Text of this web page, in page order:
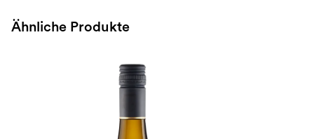
Ähnliche Produkte